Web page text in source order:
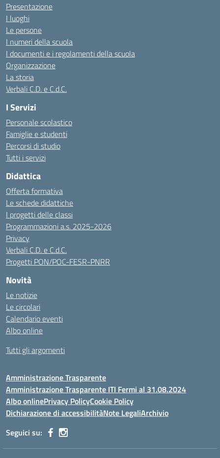
Presentazione
I luoghi
Le persone
I numeri della scuola
I documenti e i regolamenti della scuola
Organizzazione
La storia
Verbali C.D. e C.d.C.
I Servizi
Personale scolastico
Famiglie e studenti
Percorsi di studio
Tutti i servizi
Didattica
Offerta formativa
Le schede didattiche
I progetti delle classi
Programmazioni a.s. 2025-2026
Privacy
Verbali C.D. e C.d.C.
Progetti PON/POC-FESR-PNRR
Novità
Le notizie
Le circolari
Calendario eventi
Albo online
Tutti gli argomenti
Amministrazione Trasparente
Amministrazione Trasparente ITI Fermi al 31.08.2024
Albo onlinePrivacy PolicyCookie Policy
Dichiarazione di accessibilitàNote LegaliArchivio
Seguici su: